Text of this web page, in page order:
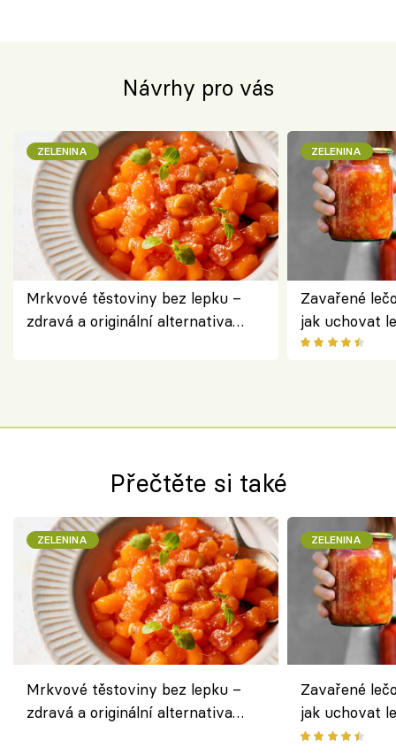
Návrhy pro vás
ZELENINA
Mrkvové těstoviny bez lepku –
zdravá a originální alternativa
ZELENINA
Zavařené
jak uchovat
Přečtěte si také
ZELENINA
Mrkvové těstoviny bez lepku –
zdravá a originální alternativa
ZELENINA
Zavařené
jak uchovat